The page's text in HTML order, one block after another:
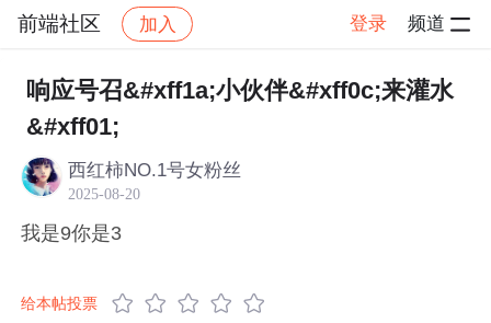
前端社区 加入 登录 频道
社区 前端社区 感慨 帖子详情
响应号召&#xff1a;小伙伴&#xff0c;来灌水
&#xff01;
西红柿NO.1号女粉丝
2025-08-20
我是9你是3
给本帖投票